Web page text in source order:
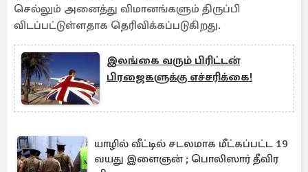
செல்லும் அனைத்து விமானங்களும் திருப்பி
விடப்பட்டுள்ளதாக தெரிவிக்கப்படுகிறது.
இலங்கை வரும் பிரிட்டன்
பிரஜைகளுக்கு எச்சரிக்கை!
யாழில் வீட்டில் சடலமாக மீட்கப்பட்ட 19
வயது இளைஞன் ; பொலிஸார் தீவிர